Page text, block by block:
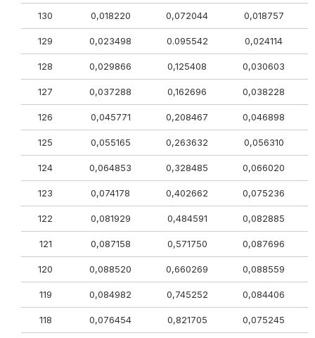
130 0,018220 0,072044 0,018757
129 0,023498 0.095542 0,024114
128 0,029866 0,125408 0,030603
127 0,037288 0,162696 0,038228
126 0,045771 0,208467 0,046898
125 0,055165 0,263632 0,056310
124 0,064853 0,328485 0,066020
123 0,074178 0,402662 0,075236
122 0,081929 0,484591 0,082885
121 0,087158 0,571750 0,087696
120 0,088520 0,660269 0,088559
119 0,084982 0,745252 0,084406
118 0,076454 0,821705 0,075245